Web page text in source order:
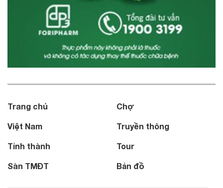
Trang chủ
Việt Nam
Tỉnh thành
Sàn TMĐT
Chợ
Truyền thông
Tour
Bản đồ